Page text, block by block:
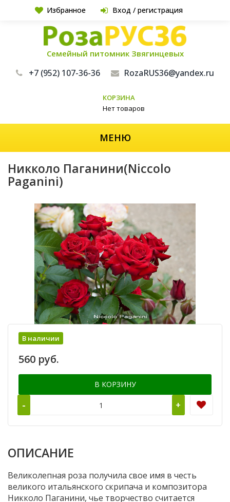
Избранное Вход / регистрация
Семейный питомник Звягинцевых
+7 (952) 107-36-36 RozaRUS36@yandex.ru
КОРЗИНА
Нет товаров
МЕНЮ
Никколо Паганини(Niccolo
Paganini)
В наличии
560 руб.
В КОРЗИНУ
- +
ОПИСАНИЕ
Великолепная роза получила свое имя в честь
великого итальянского скрипача и композитора
Никколо Паганини, чье творчество считается